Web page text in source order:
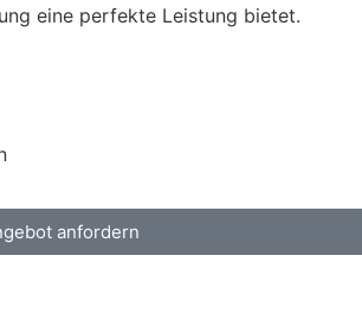
eine perfekte Leistung bietet.
anfordern